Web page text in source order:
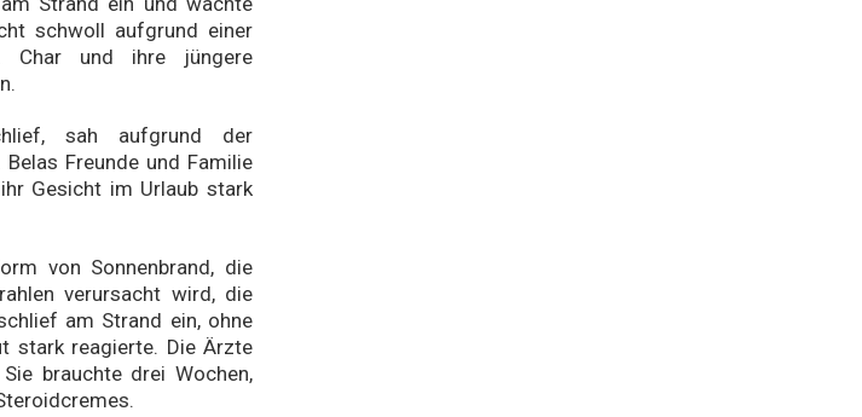
schwoll aufgrund einer
Char und ihre jüngere
sah aufgrund der
Belas Freunde und Familie
Gesicht im Urlaub stark
von Sonnenbrand, die
verursacht wird, die
am Strand ein, ohne
stark reagierte. Die Ärzte
brauchte drei Wochen,